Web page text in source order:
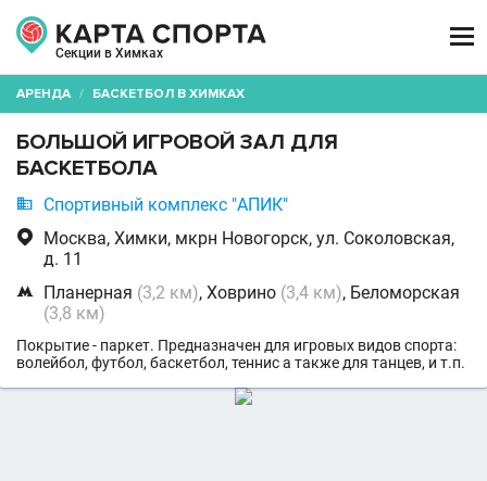
Секции в Химках

АРЕНДА / БАСКЕТБОЛ В ХИМКАХ
БОЛЬШОЙ ИГРОВОЙ ЗАЛ ДЛЯ
БАСКЕТБОЛА
 Спортивный комплекс "АПИК"

Москва, Химки, мкрн Новогорск, ул. Соколовская,
д. 11
 Планерная (3,2 км), Ховрино (3,4 км), Беломорская
(3,8 км)
Покрытие - паркет. Предназначен для игровых видов спорта:
волейбол, футбол, баскетбол, теннис а также для танцев, и т.п.